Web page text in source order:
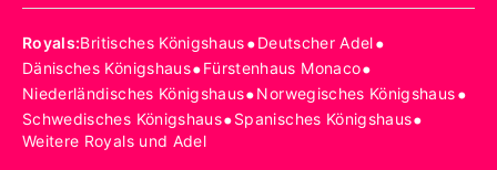
Royals:Britisches Königshaus•Deutscher Adel•
Dänisches Königshaus•Fürstenhaus Monaco•
Niederländisches Königshaus•Norwegisches Königshaus•
Schwedisches Königshaus•Spanisches Königshaus•
Weitere Royals und Adel